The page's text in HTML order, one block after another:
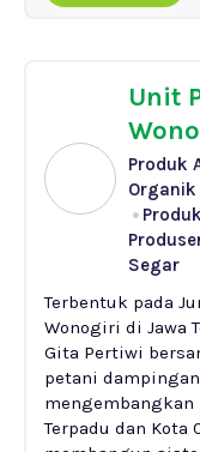
Unit
Produk
Organik
Segar
Terbentuk pada
Wonogiri di Jawa
Gita Pertiwi
petani
Terpadu dan Kota